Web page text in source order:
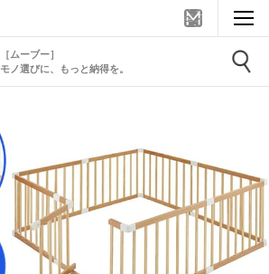
［ムーブー］
モノ選びに、もっと納得を。